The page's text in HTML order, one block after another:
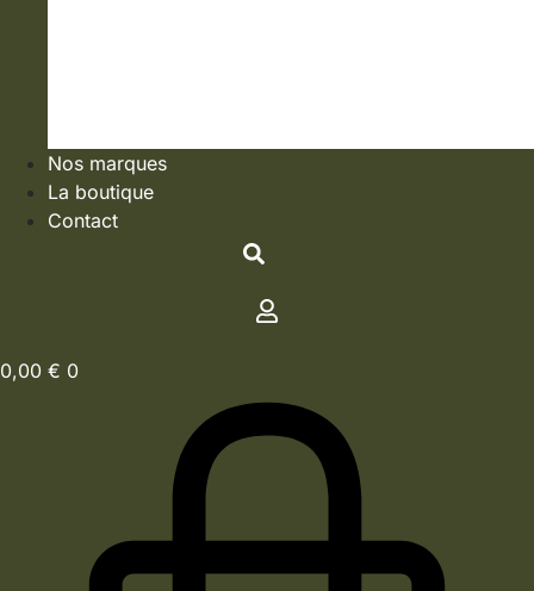
Nos marques
La boutique
Contact
0,00 € 0